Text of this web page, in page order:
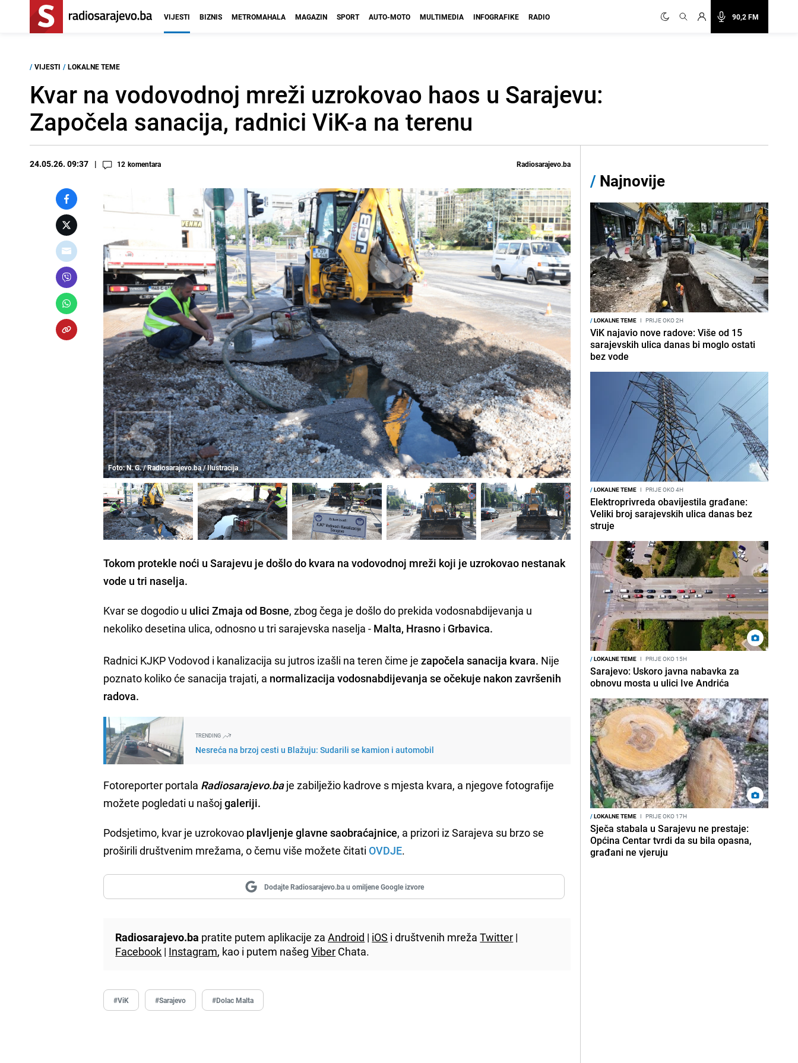
90,2 FM
VIJESTI BIZNIS METROMAHALA MAGAZIN SPORT AUTO-MOTO MULTIMEDIA INFOGRAFIKE RADIO
/ VIJESTI / LOKALNE TEME
Kvar na vodovodnoj mreži uzrokovao haos u Sarajevu:
Započela sanacija, radnici ViK-a na terenu
24.05.26. 09:37 12 komentara Radiosarajevo.ba
Foto: N. G. / Radiosarajevo.ba / Ilustracija
Tokom protekle noći u Sarajevu je došlo do kvara na vodovodnoj mreži koji je uzrokovao nestanak
vode u tri naselja.
Kvar se dogodio u ulici Zmaja od Bosne, zbog čega je došlo do prekida vodosnabdijevanja u
nekoliko desetina ulica, odnosno u tri sarajevska naselja - Malta, Hrasno i Grbavica.
Radnici KJKP Vodovod i kanalizacija su jutros izašli na teren čime jezapočela sanacija kvara. Nije
poznato koliko će sanacija trajati, a normalizacija vodosnabdijevanja se očekuje nakon završenih
radova.
TRENDING
Nesreća na brzoj cesti u Blažuju: Sudarili se kamion i automobil
Fotoreporter portala Radiosarajevo.baje zabilježio kadrove s mjesta kvara, a njegove fotografije
možete pogledati u našojgaleriji.
Podsjetimo, kvar je uzrokovao plavljenje glavne saobraćajnice, a prizori iz Sarajeva su brzo se
proširili društvenim mrežama, o čemu više možete čitati OVDJE.
Dodajte Radiosarajevo.ba u omiljene Google izvore
Radiosarajevo.ba pratite putem aplikacije zaAndroid | iOS i društvenih mrežaTwitter |
Facebook | Instagram, kao i putem našegViber Chata.
#ViK #Sarajevo #Dolac Malta
/ Najnovije
/LOKALNE TEME I PRIJE OKO 2H
ViK najavio nove radove: Više od 15
sarajevskih ulica danas bi moglo ostati
bez vode
/LOKALNE TEME I PRIJE OKO 4H
Elektroprivreda obavijestila građane:
Veliki broj sarajevskih ulica danas bez
struje
/LOKALNE TEME I PRIJE OKO 15H
Sarajevo: Uskoro javna nabavka za
obnovu mosta u ulici Ive Andrića
/LOKALNE TEME I PRIJE OKO 17H
Sječa stabala u Sarajevu ne prestaje:
Općina Centar tvrdi da su bila opasna,
građani ne vjeruju